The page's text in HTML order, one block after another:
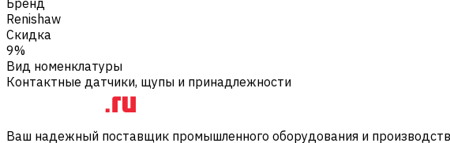
Renishaw
Скидка
9%
Вид номенклатуры
Контактные датчики, щупы и принадлежности
Ваш надежный поставщик промышленного оборудования и